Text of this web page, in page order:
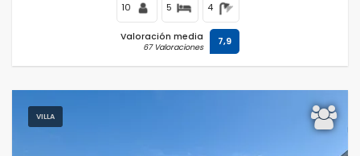
10 5 4
Valoración media
67 Valoraciones 7,9
VILLA